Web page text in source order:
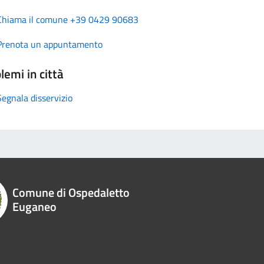
il comune +39 0429 90683
un appuntamento
in città
disservizio
Comune di Ospedaletto
Euganeo